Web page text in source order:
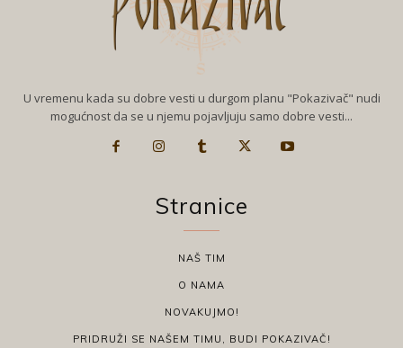
U vremenu kada su dobre vesti u durgom planu "Pokazivač" nudi
mogućnost da se u njemu pojavljuju samo dobre vesti...
Stranice
NAŠ TIM
O NAMA
NOVAKUJMO!
PRIDRUŽI SE NAŠEM TIMU, BUDI POKAZIVAČ!